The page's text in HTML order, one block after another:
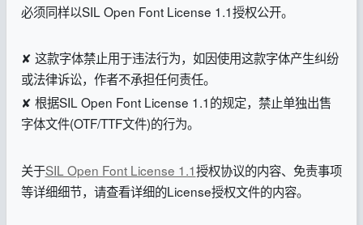
必须同样以SIL Open Font License 1.1授权公开。
✘ 这款字体禁止用于违法行为，如因使用这款字体产生纠纷
或法律诉讼，作者不承担任何责任。
✘ 根据SIL Open Font License 1.1的规定，禁止单独出售
字体文件(OTF/TTF文件)的行为。
关于SIL Open Font License 1.1授权协议的内容、免责事项
等详细细节，请查看详细的License授权文件的内容。